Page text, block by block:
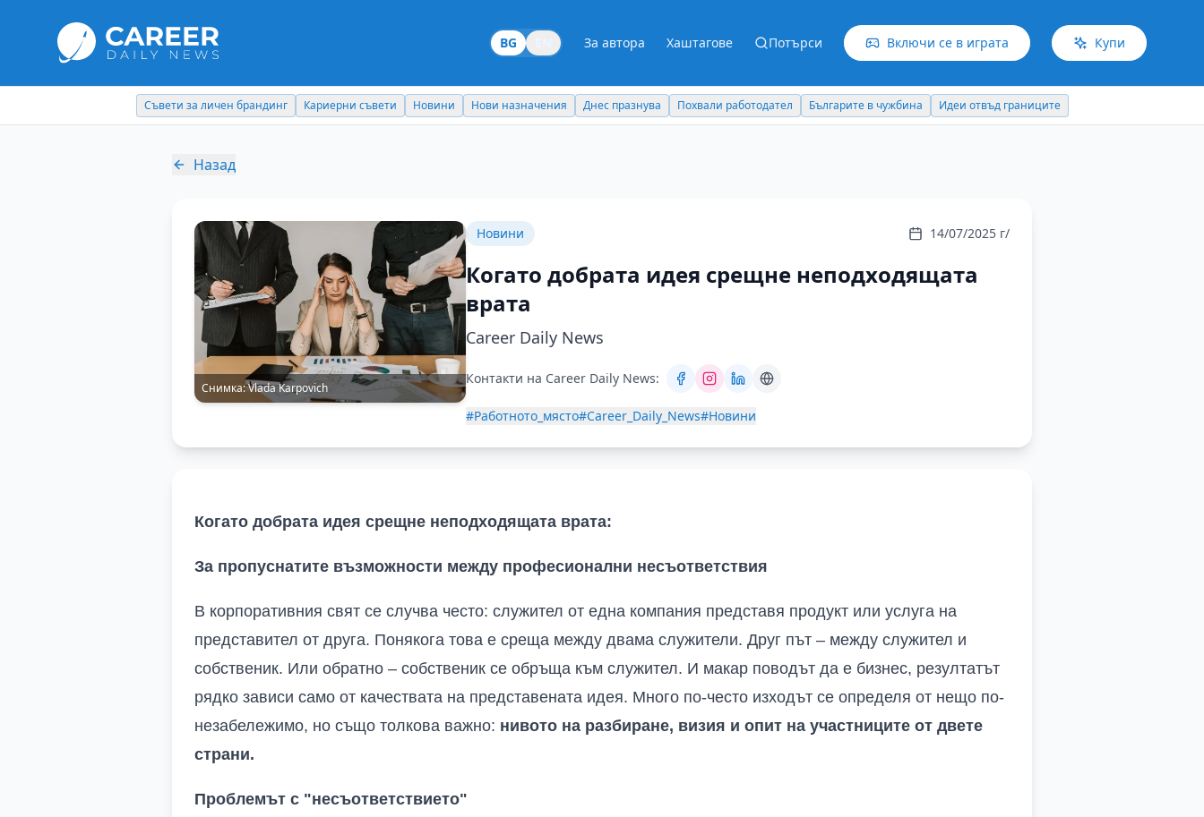
BG За автора Хаштагове Потърси Включи се в играта Купи
Съвети за личен брандинг Кариерни съвети Новини Нови назначения Днес празнува Похвали работодател Българите в чужбина Идеи отвъд границите
Назад
Снимка:Vlada Karpovich
Новини 14/07/2025 г/
Когато добрата идея срещне неподходящата
врата
Career Daily News
Контакти на Career Daily News:
#Работното_място#Career_Daily_News#Новини
Когато добрата идея срещне неподходящата врата:
За пропуснатите възможности между професионални несъответствия
В корпоративния свят се случва често: служител от една компания представя продукт или услуга на
представител от друга. Понякога това е среща между двама служители. Друг път – между служител и
собственик. Или обратно – собственик се обръща към служител. И макар поводът да е бизнес, резултатът
рядко зависи само от качествата на представената идея. Много по-често изходът се определя от нещо по-
незабележимо, но също толкова важно: нивото на разбиране, визия и опит на участниците от двете
страни.
Проблемът с "несъответствието"